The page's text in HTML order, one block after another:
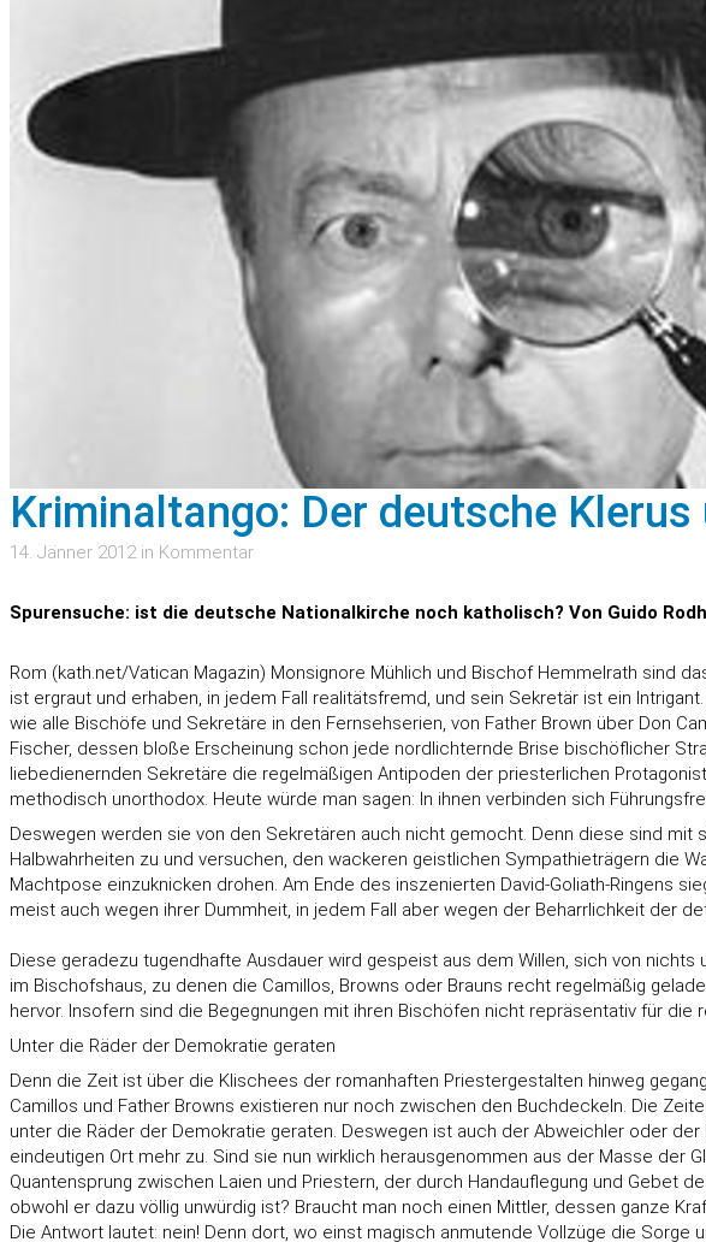
Kriminaltango: Der deutsche
14. Jänner 2012 in Kommentar
Spurensuche: ist die deutsche Nationalkirche noch katholisch? Von Guido
Rom (kath.net/Vatican Magazin) Monsignore Mühlich und Bischof Hemmelrath sind
ist ergraut und erhaben, in jedem Fall realitätsfremd, und sein Sekretär ist ein
wie alle Bischöfe und Sekretäre in den Fernsehserien, von Father Brown über Don
Fischer, dessen bloße Erscheinung schon jede nordlichternde Brise bischöflicher
liebedienernden Sekretäre die regelmäßigen Antipoden der priesterlichen
methodisch unorthodox. Heute würde man sagen: In ihnen verbinden sich
Deswegen werden sie von den Sekretären auch nicht gemocht. Denn diese sind
Halbwahrheiten zu und versuchen, den wackeren geistlichen Sympathieträgern die
Machtpose einzuknicken drohen. Am Ende des inszenierten David-Goliath-Ringens
meist auch wegen ihrer Dummheit, in jedem Fall aber wegen der Beharrlichkeit der
Diese geradezu tugendhafte Ausdauer wird gespeist aus dem Willen, sich von
im Bischofshaus, zu denen die Camillos, Browns oder Brauns recht regelmäßig
hervor. Insofern sind die Begegnungen mit ihren Bischöfen nicht repräsentativ für die
Unter die Räder der Demokratie geraten
Denn die Zeit ist über die Klischees der romanhaften Priestergestalten hinweg
Camillos und Father Browns existieren nur noch zwischen den Buchdeckeln. Die
unter die Räder der Demokratie geraten. Deswegen ist auch der Abweichler oder
eindeutigen Ort mehr zu. Sind sie nun wirklich herausgenommen aus der Masse der
Quantensprung zwischen Laien und Priestern, der durch Handauflegung und Gebet
obwohl er dazu völlig unwürdig ist? Braucht man noch einen Mittler, dessen ganze
Die Antwort lautet: nein! Denn dort, wo einst magisch anmutende Vollzüge die